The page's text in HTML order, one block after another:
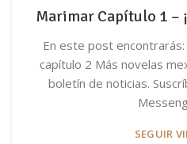
Marimar Capítulo 1 –
En este post
capítulo 2 Más novelas
boletín de noticias.
SEGUIR